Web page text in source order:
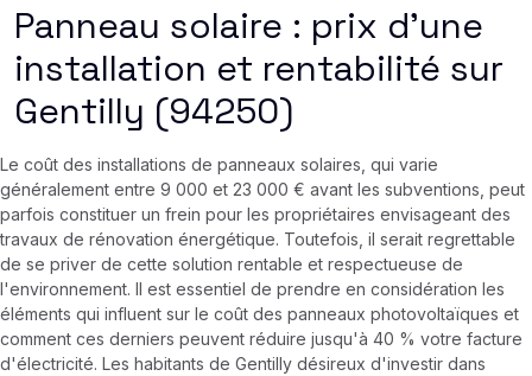
Panneau solaire : prix d’une
installation et rentabilité sur
Gentilly (94250)
Le coût des installations de panneaux solaires, qui varie
généralement entre 9 000 et 23 000 € avant les subventions, peut
parfois constituer un frein pour les propriétaires envisageant des
travaux de rénovation énergétique. Toutefois, il serait regrettable
de se priver de cette solution rentable et respectueuse de
l'environnement. Il est essentiel de prendre en considération les
éléments qui influent sur le coût des panneaux photovoltaïques et
comment ces derniers peuvent réduire jusqu'à 40 % votre facture
d'électricité. Les habitants de Gentilly désireux d'investir dans